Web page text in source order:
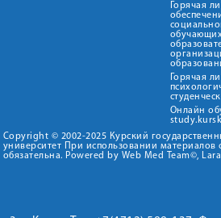
Горячая
Горячая
Онлайн
Copyright © 2002-2025 Курский
университет При использовании материалов
обязательна. Powered by Web Med Team©,